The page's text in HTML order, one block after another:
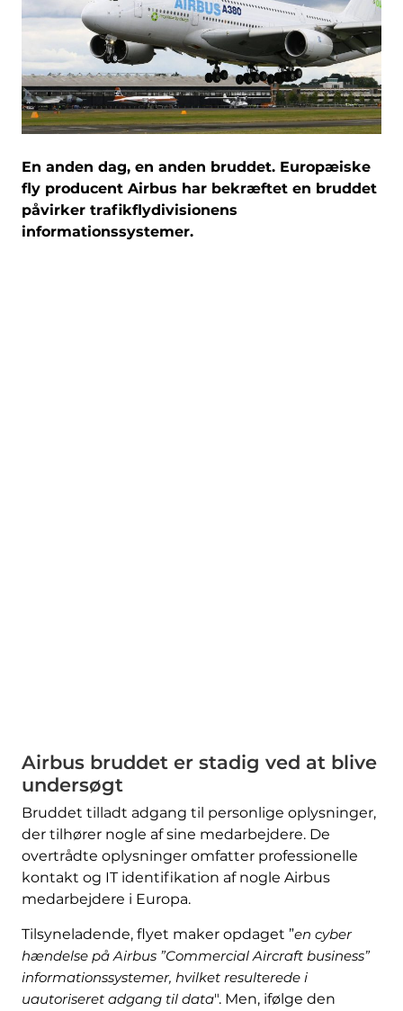
En anden dag, en anden bruddet. Europæiske
fly producent Airbus har bekræftet en bruddet
påvirker trafikflydivisionens
informationssystemer.
Airbus bruddet er stadig ved at blive
undersøgt
Bruddet tilladt adgang til personlige oplysninger,
der tilhører nogle af sine medarbejdere. De
overtrådte oplysninger omfatter professionelle
kontakt og IT identifikation af nogle Airbus
medarbejdere i Europa.
Tilsyneladende, flyet maker opdaget ”en cyber
hændelse på Airbus ”Commercial Aircraft business”
informationssystemer, hvilket resulterede i
uautoriseret adgang til data". Men, ifølge den